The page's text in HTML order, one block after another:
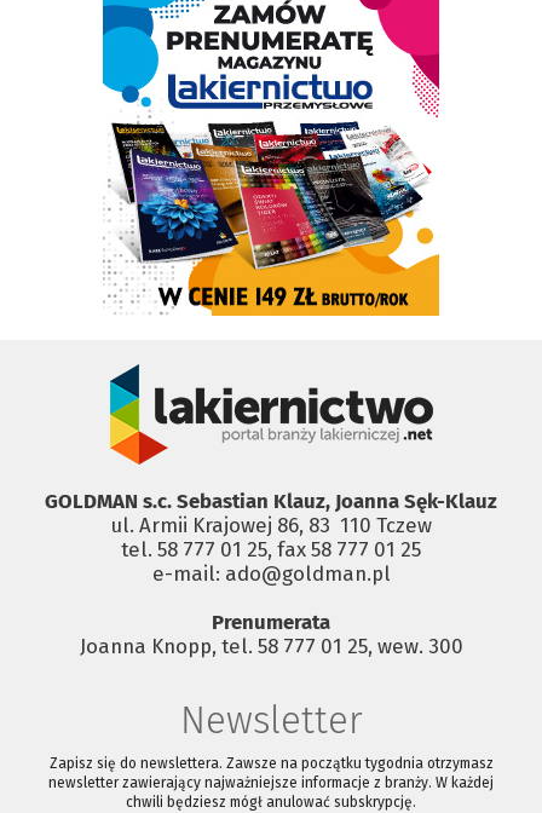
GOLDMAN s.c. Sebastian Klauz, Joanna Sęk-Klauz
ul. Armii Krajowej 86, 83 ­ 110 Tczew
tel. 58 777 01 25, fax 58 777 01 25
e-mail: ado@goldman.pl
Prenumerata
Joanna Knopp, tel. 58 777 01 25, wew. 300
Newsletter
Zapisz się do newslettera. Zawsze na początku tygodnia otrzymasz
newsletter zawierający najważniejsze informacje z branży. W każdej
chwili będziesz mógł anulować subskrypcję.